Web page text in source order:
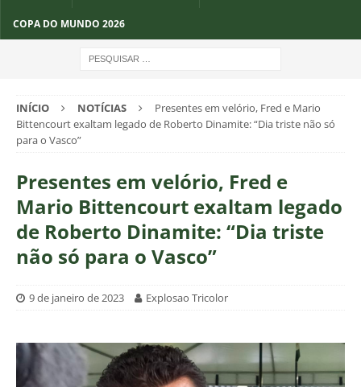
COPA DO MUNDO 2026
INÍCIO NOTÍCIAS
Presentes em velório, Fred e Mario
Bittencourt exaltam legado de Roberto Dinamite: “Dia triste não só
para o Vasco”
Presentes em velório, Fred e
Mario Bittencourt exaltam legado
de Roberto Dinamite: “Dia triste
não só para o Vasco”
9 de janeiro de 2023 Explosao Tricolor